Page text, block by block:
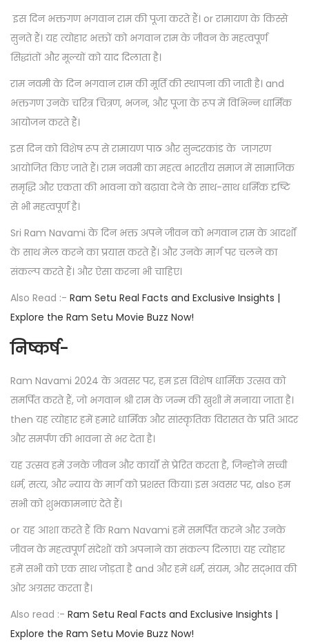
इस दिन भक्तगण भगवान राम की पूजा करते हैं। or रामायण के किस्से
सुनते हैं। यह त्योहार भक्तों को भगवान राम के जीवन के महत्वपूर्ण
सिद्धांतों और मूल्यों को याद दिलाता है।
राम नवमी के दिन भगवान राम की मूर्ति की स्थापना की जाती है। and
भक्तगण उनके चरित्र चित्रण, भजन, और पूजा के रूप में विभिन्न धार्मिक
आयोजन करते हैं।
इस दिन को विशेष रूप से रामायण पाठ और सुन्दरकांड के जागरण
आयोजित किए जाते हैं। राम नवमी का महत्व भारतीय समाज में सामाजिक
समृद्धि और एकता की भावना को बढ़ावा देने के साथ-साथ धर्मिक दृष्टि
से भी महत्वपूर्ण है।
Sri Ram Navami के दिन भक्त अपने जीवन को भगवान राम के आदर्शों
के साथ मेल करने का प्रयास करते हैं। और उनके मार्ग पर चलने का
संकल्प करते हैं। और ऐसा करना भी चाहिए।
Also Read :- Ram Setu Real Facts and Exclusive Insights |
Explore the Ram Setu Movie Buzz Now!
निष्कर्ष-
Ram Navami 2024 के अवसर पर, हम इस विशेष धार्मिक उत्सव को
समर्पित करते हैं, जो भगवान श्री राम के जन्म की खुशी में मनाया जाता है।
then यह त्योहार हमें हमारे धार्मिक और सांस्कृतिक विरासत के प्रति आदर
और समर्पण की भावना से भर देता है।
यह उत्सव हमें उनके जीवन और कार्यों से प्रेरित करता है, जिन्होंने सच्ची
धर्म, सत्य, और न्याय के मार्ग को प्रशस्त किया। इस अवसर पर, also हम
सभी को शुभकामनाएं देते हैं।
or यह आशा करते हैं कि Ram Navami हमें समर्पित करने और उनके
जीवन के महत्वपूर्ण संदेशों को अपनाने का संकल्प दिलाए। यह त्योहार
हमें सभी को एक साथ जोड़ता है and और हमें धर्म, संयम, और सद्भाव की
ओर अग्रसर करता है।
Also read :- Ram Setu Real Facts and Exclusive Insights |
Explore the Ram Setu Movie Buzz Now!